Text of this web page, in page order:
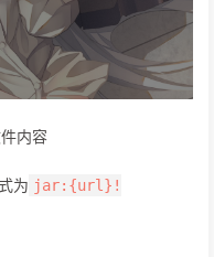
内容
为 jar:{url}!